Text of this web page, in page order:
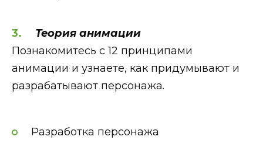
Теория анимации
Познакомитесь с 12 принципами
анимации и узнаете, как придумывают и
разрабатывают персонажа.
Разработка персонажа